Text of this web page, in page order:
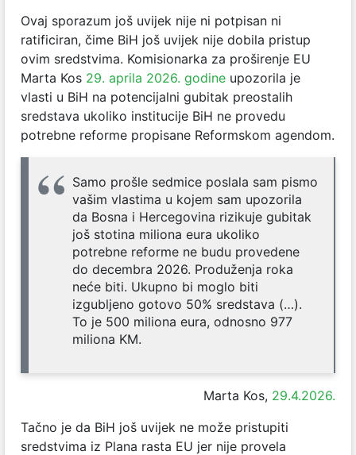
Ovaj sporazum još uvijek nije ni potpisan ni
ratificiran, čime BiH još uvijek nije dobila pristup
ovim sredstvima. Komisionarka za proširenje EU
Marta Kos 29. aprila 2026. godine upozorila je
vlasti u BiH na potencijalni gubitak preostalih
sredstava ukoliko institucije BiH ne provedu
potrebne reforme propisane Reformskom agendom.
Samo prošle sedmice poslala sam pismo
vašim vlastima u kojem sam upozorila
da Bosna i Hercegovina rizikuje gubitak
još stotina miliona eura ukoliko
potrebne reforme ne budu provedene
do decembra 2026. Produženja roka
neće biti. Ukupno bi moglo biti
izgubljeno gotovo 50% sredstava (…).
To je 500 miliona eura, odnosno 977
miliona KM.
Marta Kos, 29.4.2026.
Tačno je da BiH još uvijek ne može pristupiti
sredstvima iz Plana rasta EU jer nije provela